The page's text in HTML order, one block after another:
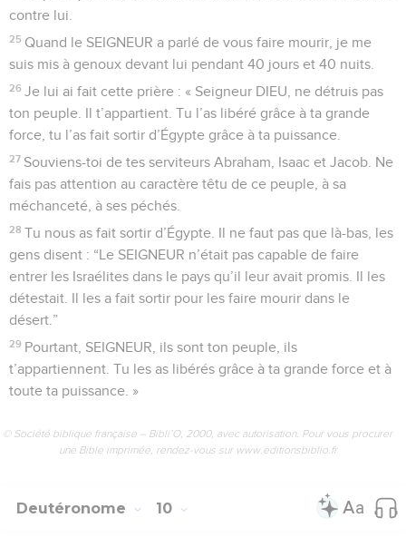
contre lui.
25 Quand le SEIGNEUR a parlé de vous faire mourir, je me
suis mis à genoux devant lui pendant 40 jours et 40 nuits.
26 Je lui ai fait cette prière : « Seigneur DIEU, ne détruis pas
ton peuple. Il t’appartient. Tu l’as libéré grâce à ta grande
force, tu l’as fait sortir d’Égypte grâce à ta puissance.
27 Souviens-toi de tes serviteurs Abraham, Isaac et Jacob. Ne
fais pas attention au caractère têtu de ce peuple, à sa
méchanceté, à ses péchés.
28 Tu nous as fait sortir d’Égypte. Il ne faut pas que là-bas, les
gens disent : “Le SEIGNEUR n’était pas capable de faire
entrer les Israélites dans le pays qu’il leur avait promis. Il les
détestait. Il les a fait sortir pour les faire mourir dans le
désert.”
29 Pourtant, SEIGNEUR, ils sont ton peuple, ils
t’appartiennent. Tu les as libérés grâce à ta grande force et à
toute ta puissance. »
© Société biblique française – Bibli’O, 2000, avec autorisation. Pour vous procurer
une Bible imprimée, rendez-vous sur www.editionsbiblio.fr
Deutéronome 10